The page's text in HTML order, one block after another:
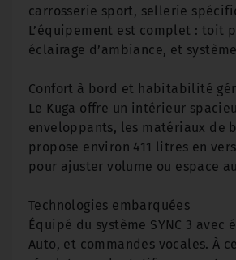
carrosserie sport, sellerie
L’équipement est complet : toit
éclairage d’ambiance, et
Confort à bord et habitabilité
Le Kuga offre un intérieur
enveloppants, les matériaux de
propose environ 411 litres en
pour ajuster volume ou espace
Technologies embarquées
Équipé du système SYNC 3
Auto, et commandes vocales. À